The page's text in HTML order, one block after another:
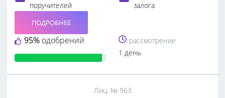
поручителей
залога
95% одобрений
ПОДРОБНЕЕ
рассмотрение
1 день
Лиц. № 963